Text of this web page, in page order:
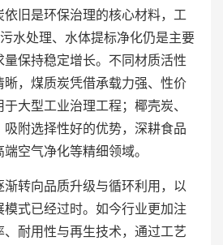
依旧是环保治理的核心材料，工
水处理、水体提标净化仍是主要
保持稳定增长。不同材质活性
，煤质炭凭借承载力强、性价
大型工业治理工程；椰壳炭、
附选择性好的优势，深耕食品
空气净化等精细领域。
转向品质升级与循环利用，以
式已经过时。如今行业更加注
耐用性与再生技术，通过工艺